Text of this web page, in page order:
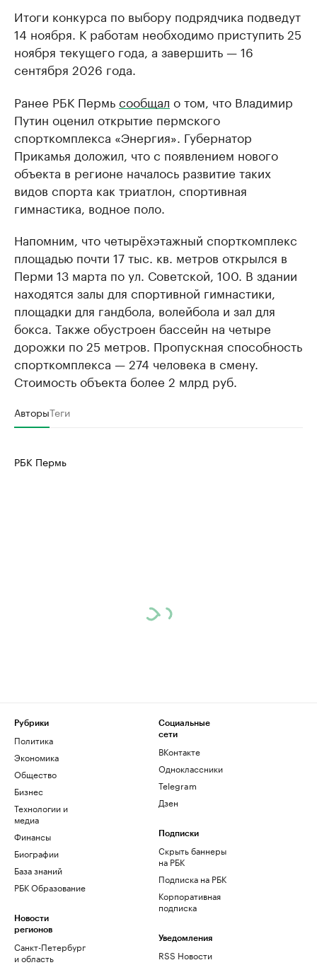
Итоги конкурса по выбору подрядчика подведут
14 ноября. К работам необходимо приступить 25
ноября текущего года, а завершить — 16
сентября 2026 года.
Ранее РБК Пермьсообщал о том, что Владимир
Путин оценил открытие пермского
спорткомплекса «Энергия». Губернатор
Прикамья доложил, что с появлением нового
объекта в регионе началось развитие таких
видов спорта как триатлон, спортивная
гимнастика, водное поло.
Напомним, что четырёхэтажный спорткомплекс
площадью почти 17 тыс. кв. метров открылся в
Перми 13 марта по ул. Советской, 100. В здании
находятся залы для спортивной гимнастики,
площадки для гандбола, волейбола и зал для
бокса. Также обустроен бассейн на четыре
дорожки по 25 метров. Пропускная способность
спорткомплекса — 274 человека в смену.
Стоимость объекта более 2 млрд руб.
АвторыТеги
РБК Пермь
Рубрики
Политика
Экономика
Общество
Бизнес
Технологии и
медиа
Финансы
Биографии
База знаний
РБК Образование
Новости
регионов
Санкт-Петербург
и область
Социальные
сети
ВКонтакте
Одноклассники
Telegram
Дзен
Подписки
Скрыть баннеры
на РБК
Подписка на РБК
Корпоративная
подписка
Уведомления
RSS Новости